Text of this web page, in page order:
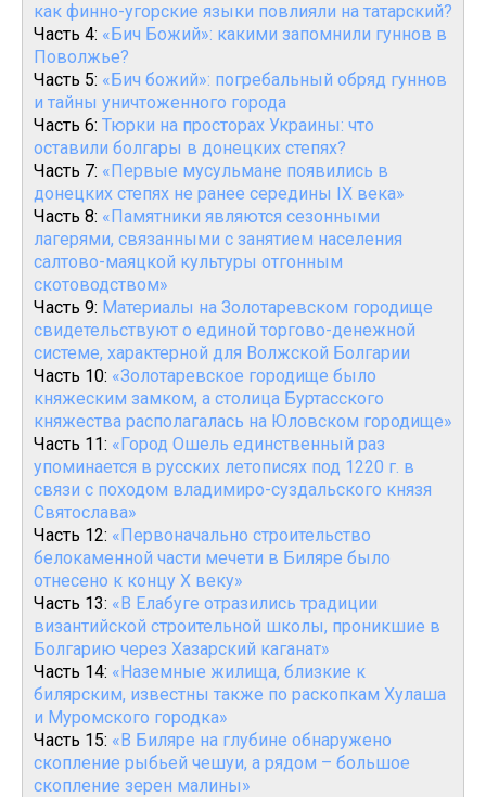
как финно-угорские языки повлияли на татарский?
Часть 4: «Бич Божий»: какими запомнили гуннов в
Поволжье?
Часть 5: «Бич божий»: погребальный обряд гуннов
и тайны уничтоженного города
Часть 6: Тюрки на просторах Украины: что
оставили болгары в донецких степях?
Часть 7: «Первые мусульмане появились в
донецких степях не ранее середины IX века»
Часть 8: «Памятники являются сезонными
лагерями, связанными с занятием населения
салтово-маяцкой культуры отгонным
скотоводством»
Часть 9: Материалы на Золотаревском городище
свидетельствуют о единой торгово-денежной
системе, характерной для Волжской Болгарии
Часть 10: «Золотаревское городище было
княжеским замком, а столица Буртасского
княжества располагалась на Юловском городище»
Часть 11: «Город Ошель единственный раз
упоминается в русских летописях под 1220 г. в
связи с походом владимиро-суздальского князя
Святослава»
Часть 12: «Первоначально строительство
белокаменной части мечети в Биляре было
отнесено к концу X веку»
Часть 13: «В Елабуге отразились традиции
византийской строительной школы, проникшие в
Болгарию через Хазарский каганат»
Часть 14: «Наземные жилища, близкие к
билярским, известны также по раскопкам Хулаша
и Муромского городка»
Часть 15: «В Биляре на глубине обнаружено
скопление рыбьей чешуи, а рядом – большое
скопление зерен малины»